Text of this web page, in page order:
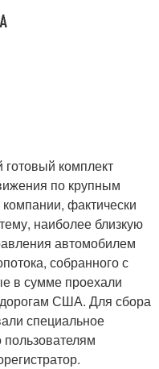
готовый комплект
по крупным
фактически
наиболее близкую
автомобилем
собранного с
в сумме проехали
США. Для сбора
специальное